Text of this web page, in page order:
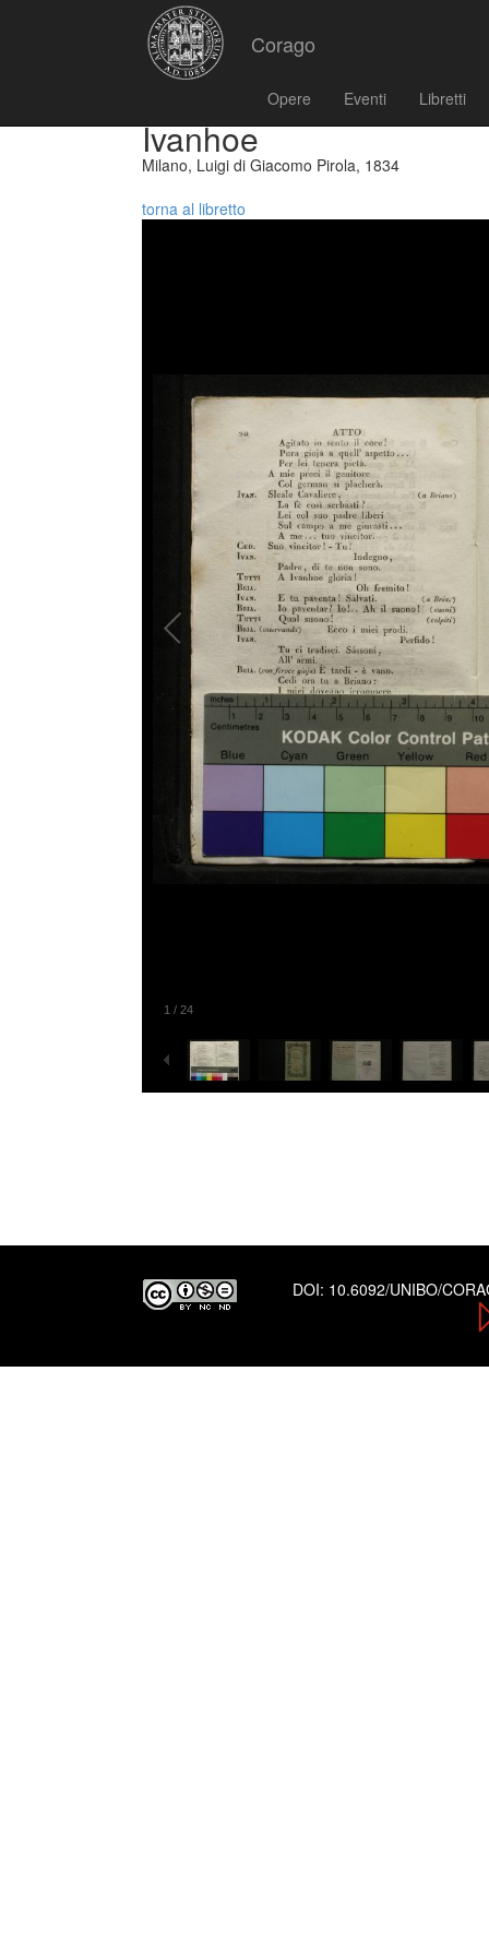
Corago
Opere Eventi Libretti
Ivanhoe
Milano, Luigi di Giacomo Pirola, 1834
torna al libretto
1 / 24
DOI: 10.6092/UNIBO/